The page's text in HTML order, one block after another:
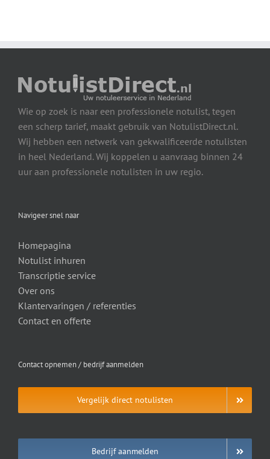
Wie op zoek is naar een professionele notulist, tegen
een scherp tarief, maakt gebruik van NotulistDirect.nl.
Wij hebben een netwerk van gekwalificeerde notulisten
in heel Nederland. Wij koppelen u aanvraag binnen 24
uur aan professionele notulisten in uw regio.
Navigeer snel naar
Homepagina
Notulist inhuren
Transcriptie service
Over ons
Klantervaringen / referenties
Contact en offerte
Contact opnemen / bedrijf aanmelden
Vergelijk direct notulisten
Bedrijf aanmelden